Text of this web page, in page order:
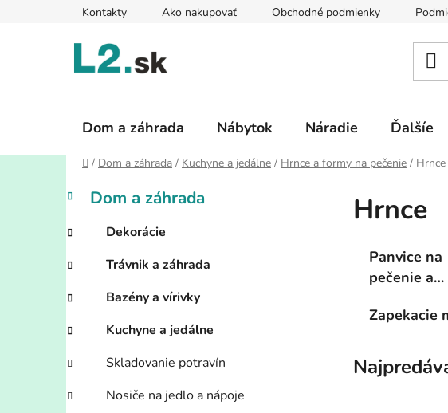
Kontakty Ako nakupovať Obchodné podmienky
Dom a záhrada Nábytok Náradie Ďalšíe
Domov
/ Dom a záhrada / Kuchyne a jedálne / Hrnce a formy na pečenie / Hrnce
B
č
ý
p
n
e
l
Preskočiť
kategórie
K
a
e
g
ó
r
e
Dom a záhrada
Dekorácie
Trávnik a záhrada
Bazény a vírivky
Kuchyne a jedálne
Skladovanie potravín
Nosiče na jedlo a nápoje
Hrnce
Panvice na
pečenie a
Zapekacie